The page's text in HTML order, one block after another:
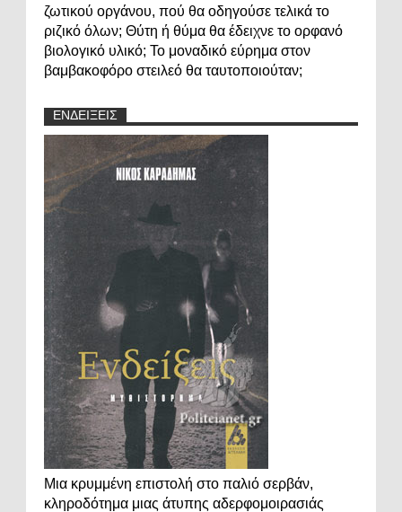
ζωτικού οργάνου, πού θα οδηγούσε τελικά το
ριζικό όλων; Θύτη ή θύμα θα έδειχνε το ορφανό
βιολογικό υλικό; Το μοναδικό εύρημα στον
βαμβακοφόρο στειλεό θα ταυτοποιούταν;
ΕΝΔΕΙΞΕΙΣ
Μια κρυμμένη επιστολή στο παλιό σερβάν,
κληροδότημα μιας άτυπης αδερφομοιρασιάς